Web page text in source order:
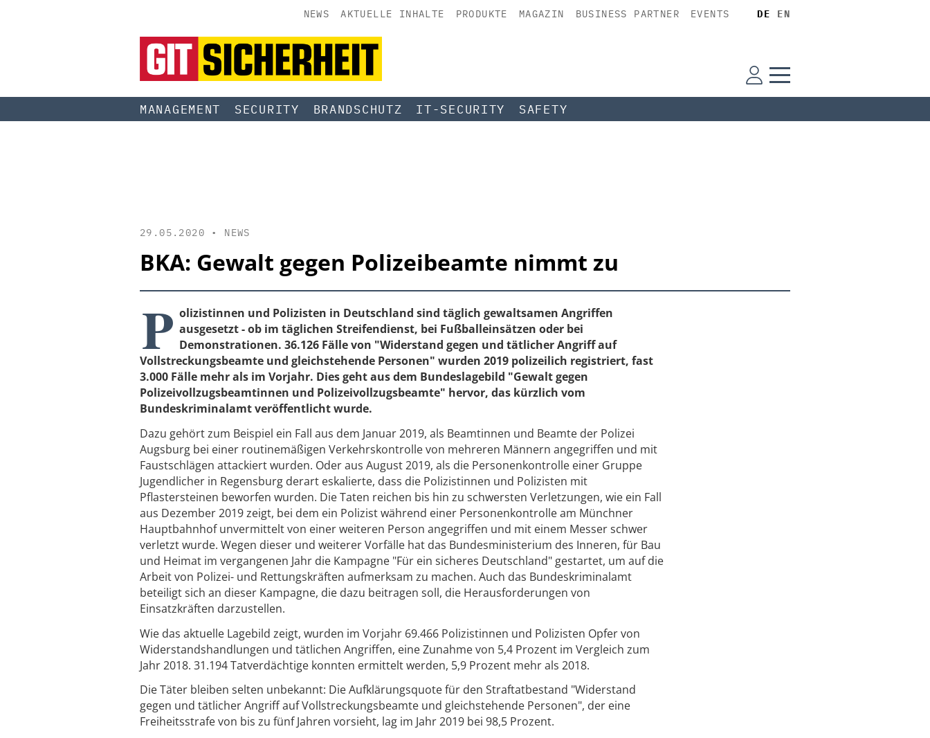
NEWS AKTUELLE INHALTE PRODUKTE MAGAZIN BUSINESS PARTNER EVENTS DE EN
MANAGEMENT SECURITY BRANDSCHUTZ IT-SECURITY SAFETY
29.05.2020 • NEWS
BKA: Gewalt gegen Polizeibeamte nimmt zu
P olizistinnen und Polizisten in Deutschland sind täglich gewaltsamen Angriffen
ausgesetzt - ob im täglichen Streifendienst, bei Fußballeinsätzen oder bei
Demonstrationen. 36.126 Fälle von "Widerstand gegen und tätlicher Angriff auf
Vollstreckungsbeamte und gleichstehende Personen" wurden 2019 polizeilich registriert, fast
3.000 Fälle mehr als im Vorjahr. Dies geht aus dem Bundeslagebild "Gewalt gegen
Polizeivollzugsbeamtinnen und Polizeivollzugsbeamte" hervor, das kürzlich vom
Bundeskriminalamt veröffentlicht wurde.
Dazu gehört zum Beispiel ein Fall aus dem Januar 2019, als Beamtinnen und Beamte der Polizei
Augsburg bei einer routinemäßigen Verkehrskontrolle von mehreren Männern angegriffen und mit
Faustschlägen attackiert wurden. Oder aus August 2019, als die Personenkontrolle einer Gruppe
Jugendlicher in Regensburg derart eskalierte, dass die Polizistinnen und Polizisten mit
Pflastersteinen beworfen wurden. Die Taten reichen bis hin zu schwersten Verletzungen, wie ein Fall
aus Dezember 2019 zeigt, bei dem ein Polizist während einer Personenkontrolle am Münchner
Hauptbahnhof unvermittelt von einer weiteren Person angegriffen und mit einem Messer schwer
verletzt wurde. Wegen dieser und weiterer Vorfälle hat das Bundesministerium des Inneren, für Bau
und Heimat im vergangenen Jahr die Kampagne "Für ein sicheres Deutschland" gestartet, um auf die
Arbeit von Polizei- und Rettungskräften aufmerksam zu machen. Auch das Bundeskriminalamt
beteiligt sich an dieser Kampagne, die dazu beitragen soll, die Herausforderungen von
Einsatzkräften darzustellen.
Wie das aktuelle Lagebild zeigt, wurden im Vorjahr 69.466 Polizistinnen und Polizisten Opfer von
Widerstandshandlungen und tätlichen Angriffen, eine Zunahme von 5,4 Prozent im Vergleich zum
Jahr 2018. 31.194 Tatverdächtige konnten ermittelt werden, 5,9 Prozent mehr als 2018.
Die Täter bleiben selten unbekannt: Die Aufklärungsquote für den Straftatbestand "Widerstand
gegen und tätlicher Angriff auf Vollstreckungsbeamte und gleichstehende Personen", der eine
Freiheitsstrafe von bis zu fünf Jahren vorsieht, lag im Jahr 2019 bei 98,5 Prozent.